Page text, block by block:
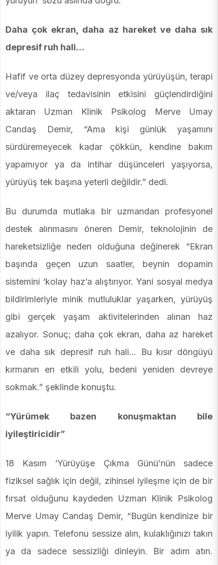
Daha çok ekran, daha az hareket ve daha sık
depresif ruh hali…
Hafif ve orta düzey depresyonda yürüyüşün, terapi
ve/veya ilaç tedavisinin etkisini güçlendirdiğini
aktaran Uzman Klinik Psikolog Merve Umay
Candaş Demir, “Ama kişi günlük yaşamını
sürdüremeyecek kadar çökkün, kendine bakım
yapamıyor ya da intihar düşünceleri yaşıyorsa,
yürüyüş tek başına yeterli değildir.” dedi.
Bu durumda mutlaka bir uzmandan profesyonel
destek alınmasını öneren Demir, teknolojinin de
hareketsizliğe neden olduğuna değinerek “Ekran
başında geçen uzun saatler, beynin dopamin
sistemini ‘kolay haz’a alıştırıyor. Yani sosyal medya
bildirimleriyle minik mutluluklar yaşarken, yürüyüş
gibi gerçek yaşam aktivitelerinden alınan haz
azalıyor. Sonuç; daha çok ekran, daha az hareket
ve daha sık depresif ruh hali… Bu kısır döngüyü
kırmanın en etkili yolu, bedeni yeniden devreye
sokmak.” şeklinde konuştu.
“Yürümek bazen konuşmaktan bile
iyileştiricidir”
18 Kasım ‘Yürüyüşe Çıkma Günü’nün sadece
fiziksel sağlık için değil, zihinsel iyileşme için de bir
fırsat olduğunu kaydeden Uzman Klinik Psikolog
Merve Umay Candaş Demir, “Bugün kendinize bir
iyilik yapın. Telefonu sessize alın, kulaklığınızı takın
ya da sadece sessizliği dinleyin. Bir adım atın.